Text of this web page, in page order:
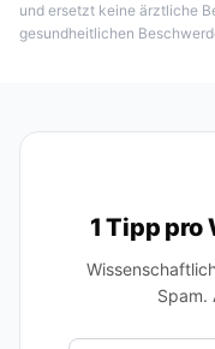
und ersetzt keine ärztliche
gesundheitlichen
1 Tipp pro
Spam.